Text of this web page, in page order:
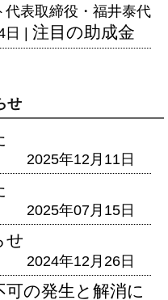
代表取締役・福井泰代
日 | 注目の助成金
せ
2025年12月11日
2025年07月15日
せ
2024年12月26日
の発生と解消に